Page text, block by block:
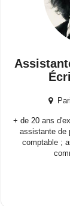
+ de 20 ans
assistante de
comptable ;